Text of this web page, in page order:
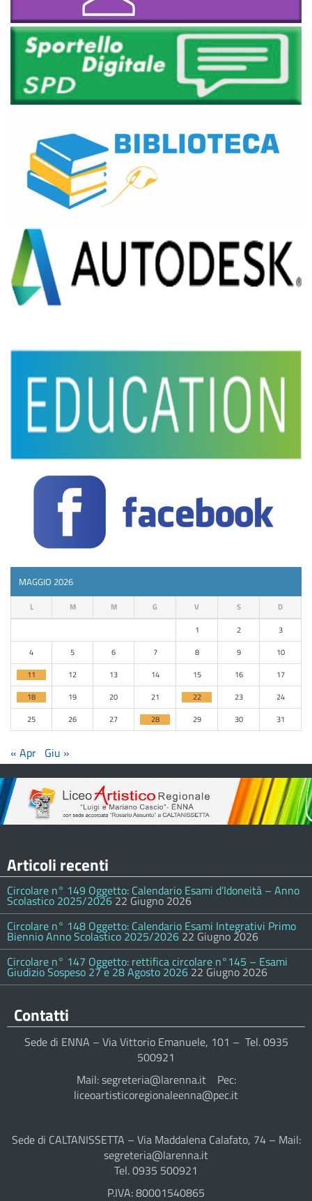
MAGGIO 2026
L M M G V S D
1 2
3
4
5 6 7 8 9
10
11
12 13 14 15 16
17
18
19 20 21 22 23
24
25
26 27 28 29 30 31
« Apr Giu »
Articoli recenti
Circolare n° 149 Oggetto: Calendario Esami d’Idoneità – Anno
Scolastico 2025/2026 22 Giugno 2026
Circolare n° 148 Oggetto: Calendario Esami Integrativi Primo
Biennio Anno Scolastico 2025/2026 22 Giugno 2026
Circolare n° 147 Oggetto: rettifica circolare n°145 – Esami
Giudizio Sospeso 27 e 28 Agosto 2026 22 Giugno 2026
Contatti
Sede di ENNA – Via Vittorio Emanuele, 101 – Tel. 0935
500921
Mail: segreteria@larenna.it Pec:
liceoartisticoregionaleenna@pec.it
Sede di CALTANISSETTA – Via Maddalena Calafato, 74 – Mail:
segreteria@larenna.it
Tel. 0935 500921
P.IVA: 80001540865